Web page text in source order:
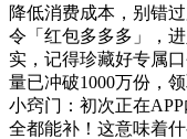
降低消费成本，别错
令「红包多多多」，
实，记得珍藏好专属
量已冲破1000万份，
小窍门：初次正在
全都能补！这意味着